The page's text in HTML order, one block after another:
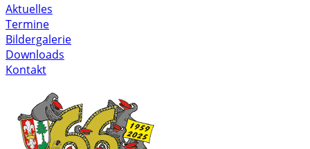
Aktuelles
Termine
Bildergalerie
Downloads
Kontakt